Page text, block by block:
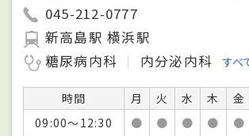
045-212-0777
新高島駅 横浜駅
糖尿病内科
内分泌内科 すべ
時間 月 火 水 木 金
09:00～12:30
● ● ● ● ●